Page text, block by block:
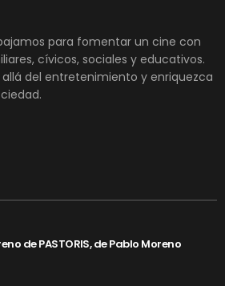
para fomentar un cine con
cívicos, sociales y educativos.
del entretenimiento y enriquezca
de PASTORIS, de Pablo Moreno